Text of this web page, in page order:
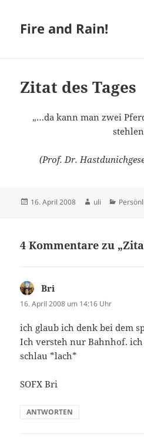
Fire and Rain!
Zitat des Tages
„…da kann man zwei
(Prof. Dr.
Veröffentlicht
16. April 2008 Autor
uli
4 Kommentare zu
Bri
16. April 2008 um 14:16 Uhr
ich glaub ich denk bei dem
Ich versteh nur Bahnhof.
schlau *lach*
SOFX Bri
ANTWORTEN